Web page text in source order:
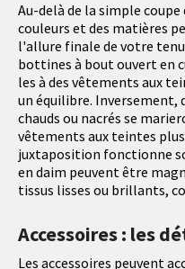
Au-delà de la simple
couleurs et des matières
l'allure finale de votre
bottines à bout ouvert en
les à des vêtements aux
un équilibre. Inversement,
chauds ou nacrés se
vêtements aux teintes
juxtaposition fonctionne
en daim peuvent être
tissus lisses ou brillants,
Accessoires : les
Les accessoires peuvent